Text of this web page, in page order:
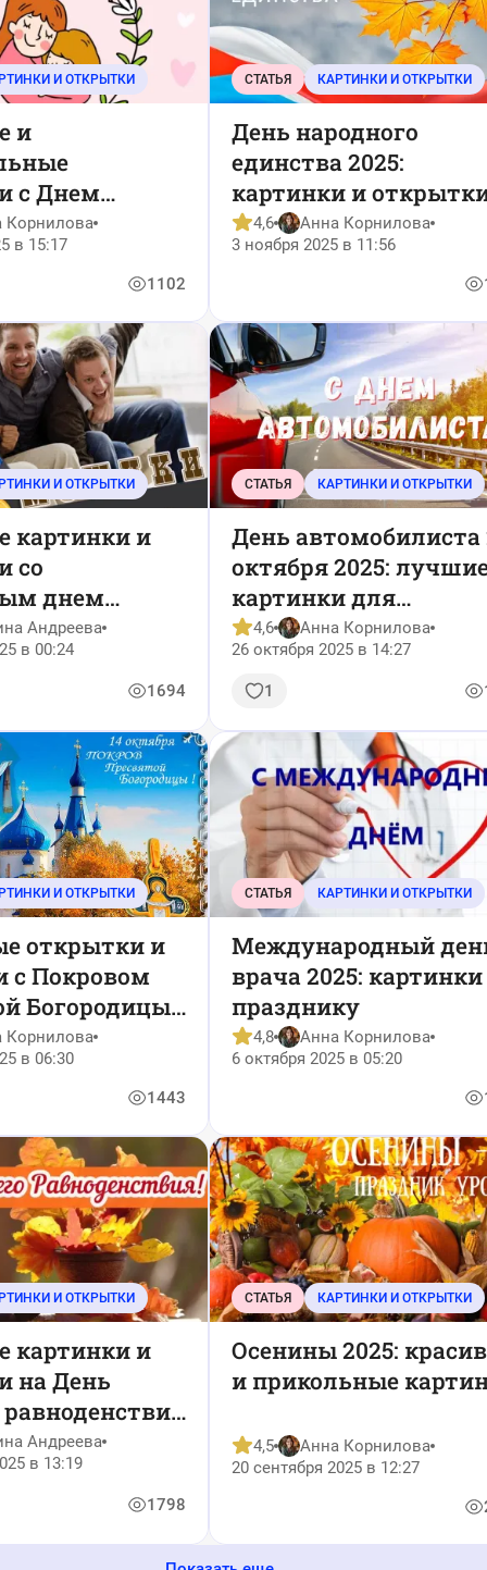
И ОТКРЫТКИ
и
с Днем
Корнилова
в 15:17
1102
СТАТЬЯ КАРТИНКИ И ОТКРЫТКИ
День народного
единства 2025:
картинки и
празднику
4,6
Анна Корнилова
3 ноября 2025 в 11:56
И ОТКРЫТКИ
картинки и
со
днем
Андреева
в 00:24
1694
СТАТЬЯ КАРТИНКИ И ОТКРЫТКИ
День автомобилиста
октября 2025:
картинки для
водителей
4,6
Анна Корнилова
26 октября 2025 в 14:27
1
И ОТКРЫТКИ
открытки и
с Покровом
Богородицы
Корнилова
в 06:30
1443
СТАТЬЯ КАРТИНКИ И ОТКРЫТКИ
Международный
врача 2025:
празднику
4,8
Анна Корнилова
6 октября 2025 в 05:20
И ОТКРЫТКИ
картинки и
на День
равноденствия
Андреева
в 13:19
1798
СТАТЬЯ КАРТИНКИ И ОТКРЫТКИ
Осенины 2025:
и прикольные
4,5
Анна Корнилова
20 сентября 2025 в 12:27